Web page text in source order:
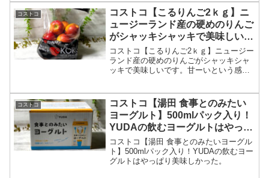
コストコ
コストコ【こるりんご2ｋｇ】ニ
ュージーランド産の硬めのりんご
がシャッキシャッキで美味しいで
す。
コストコ【こるりんご2ｋｇ】ニュージー
ランド産の硬めのりんごがシャッキシャ
ッキで美味しいです。甘ーいという感じ
コストコ
コストコ【湯田 食事とのみたい
ヨーグルト】500mlパック入り！
YUDAの飲むヨーグルトはやっぱ
り美味しかった。
コストコ【湯田 食事とのみたいヨーグル
ト】500mlパック入り！YUDAの飲むヨー
グルトはやっぱり美味しかった。